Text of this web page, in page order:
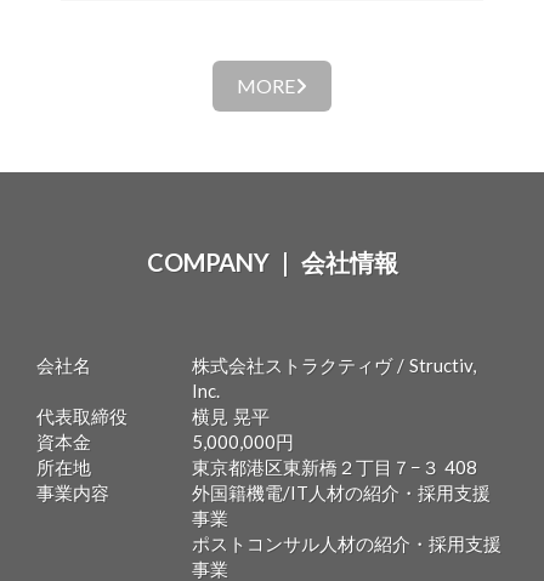
MORE
COMPANY | 会社情報
会社名
株式会社ストラクティヴ / Structiv,
Inc.
代表取締役
横見 晃平
資本金
5,000,000円
所在地
東京都港区東新橋２丁目７−３ 408
事業内容
外国籍機電/IT人材の紹介・採用支援
事業
ポストコンサル人材の紹介・採用支援
事業